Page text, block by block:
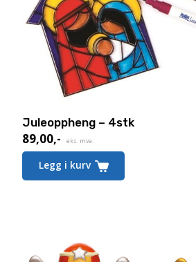
Juleoppheng – 4stk
89,00,- eks. mva.
Legg i kurv